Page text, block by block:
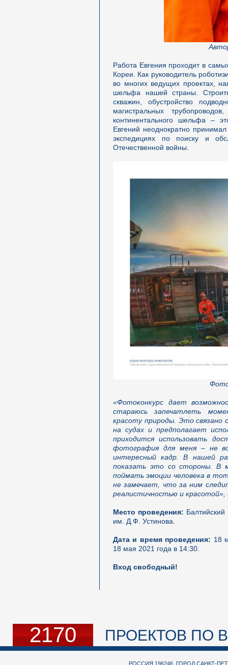
Работа Евгения проходит в
Кореи. Как руководитель
во многих ведущих проектах,
шельфа нашей страны.
скважин, обустройство
магистральных
континентального шельфа –
Евгений неоднократно
экспедициях по поиску и
Отечественной войны.
«Фотоконкурс дает
стараюсь запечатлеть
красоту природы. Это связано
на судах и предполагает
приходится использовать
фотография для меня – не
интересный кадр. В нашей
показать это со стороны. В
поймать эмоции человека в
не замечает, что за ним
реалистичностью и красотой»,
Место проведения:
им. Д.Ф. Устинова.
Дата и время проведения: 18
18 мая 2021 года в 14:30.
Вход свободный!
2170 ПРОЕКТОВ ПО
РОССИЯ 196246, ГОРОД САНКТ-